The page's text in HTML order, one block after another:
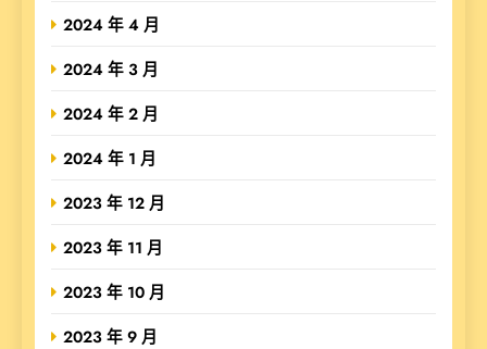
2024 年 4 月
2024 年 3 月
2024 年 2 月
2024 年 1 月
2023 年 12 月
2023 年 11 月
2023 年 10 月
2023 年 9 月